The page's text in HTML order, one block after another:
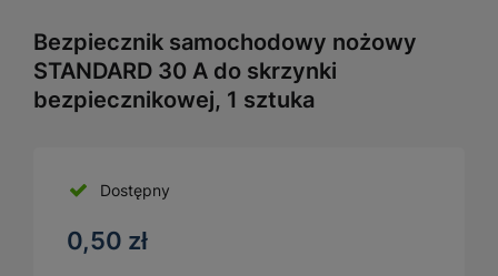
Bezpiecznik samochodowy nożowy
STANDARD 30 A do skrzynki
bezpiecznikowej, 1 sztuka
Dostępny
0,50 zł